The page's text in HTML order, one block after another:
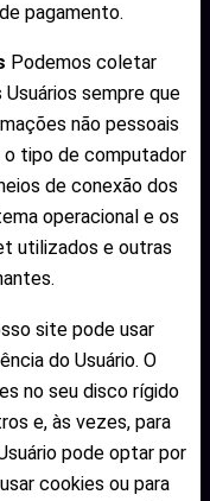
pagamento.
Podemos coletar
sempre que
não pessoais
o tipo de computador
de conexão dos
operacional e os
utilizados e outras
site pode usar
do Usuário. O
no seu disco rígido
e, às vezes, para
pode optar por
cookies ou para